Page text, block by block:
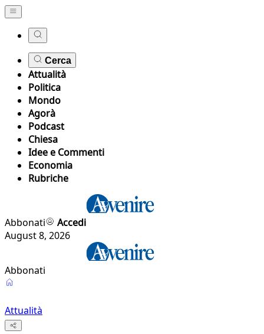
Cerca
Attualità
Politica
Mondo
Agorà
Podcast
Chiesa
Idee e Commenti
Economia
Rubriche
Abbonati
Accedi
August 8, 2026
Abbonati
Attualità